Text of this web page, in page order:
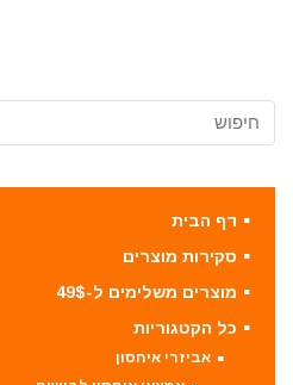
דף הבית
סקירות מוצרים
מוצרים משלימים ל-49$
כל הקטגוריות
אביזרי איחסון